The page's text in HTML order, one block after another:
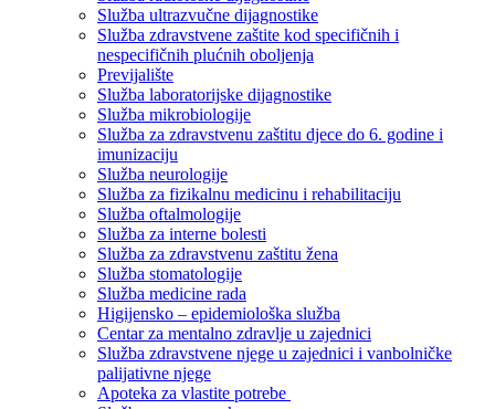
Služba ultrazvučne dijagnostike
Služba zdravstvene zaštite kod specifičnih i
nespecifičnih plućnih oboljenja
Previjalište
Služba laboratorijske dijagnostike
Služba mikrobiologije
Služba za zdravstvenu zaštitu djece do 6. godine i
imunizaciju
Služba neurologije
Služba za fizikalnu medicinu i rehabilitaciju
Služba oftalmologije
Služba za interne bolesti
Služba za zdravstvenu zaštitu žena
Služba stomatologije
Služba medicine rada
Higijensko – epidemiološka služba
Centar za mentalno zdravlje u zajednici
Služba zdravstvene njege u zajednici i vanbolničke
palijativne njege
Apoteka za vlastite potrebe